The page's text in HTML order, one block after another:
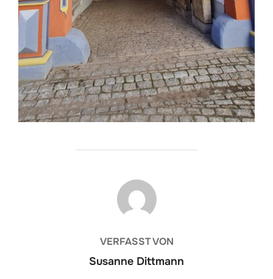
BEITRAGSAUTOR
VERFASST VON
Susanne Dittmann